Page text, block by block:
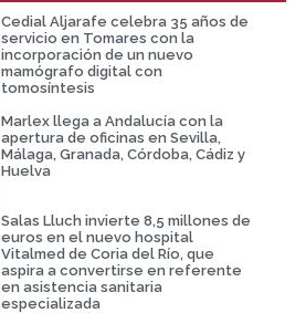
Cedial Aljarafe celebra 35 años de
servicio en Tomares con la
incorporación de un nuevo
mamógrafo digital con
tomosíntesis
Marlex llega a Andalucía con la
apertura de oficinas en Sevilla,
Málaga, Granada, Córdoba, Cádiz y
Huelva
Salas Lluch invierte 8,5 millones de
euros en el nuevo hospital
Vitalmed de Coria del Río, que
aspira a convertirse en referente
en asistencia sanitaria
especializada